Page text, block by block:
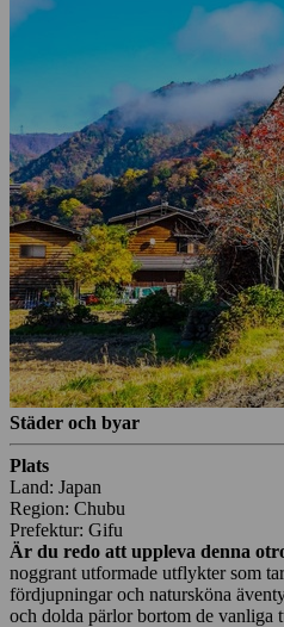
Städer och byar
Plats
Land: Japan
Region: Chubu
Prefektur: Gifu
Är du redo att uppleva denna
noggrant utformade utflykter som
fördjupningar och natursköna
och dolda pärlor bortom de vanliga